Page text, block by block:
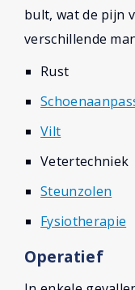
bult, wat de pijn
verschillende
Rust
Vilt
Vetertechniek
Steunzolen
Fysiotherapie
Operatief